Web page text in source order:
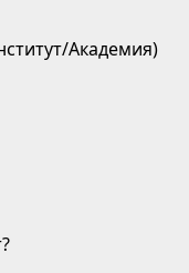
Академия)